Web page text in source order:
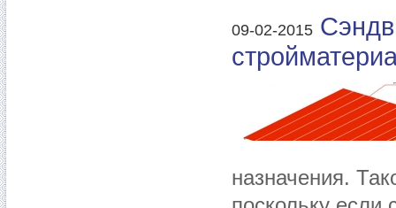
09-02-2015
назначения.